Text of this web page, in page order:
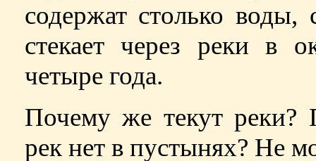
содержат столько воды,
стекает через реки в
четыре года.
Почему же текут реки?
рек нет в пустынях? Не